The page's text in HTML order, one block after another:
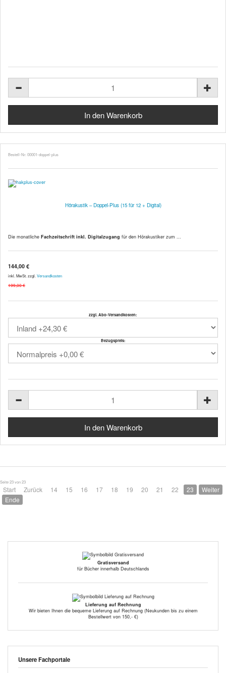
Bestell-Nr. 00001-doppel-plus
Hörakustik – Doppel-Plus (15 für 12 + Digital)
Die monatliche Fachzeitschrift inkl. Digitalzugang für den Hörakustiker zum ...
144,00 €
inkl. MwSt. zzgl. Versandkosten
199,00 €
zzgl. Abo-Versandkosten:
Bezugspreis:
Seite 23 von 23
Start Zurück 14 15 16 17 18 19 20 21 22 23
Weiter
Ende
Gratisversand
für Bücher innerhalb Deutschlands
Lieferung auf Rechnung
Wir bieten Ihnen die bequeme Lieferung auf Rechnung (Neukunden bis zu einem
Bestellwert von 150,- €)
Unsere Fachportale